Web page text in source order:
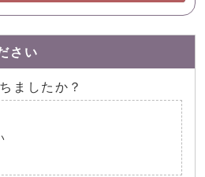
さい
ましたか？